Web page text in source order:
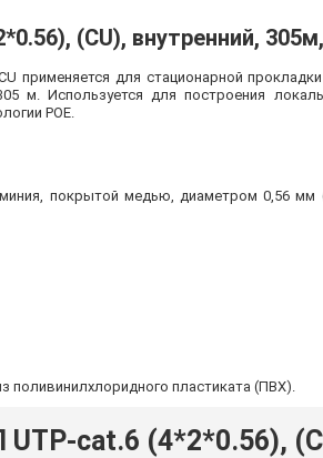
(CU), внутренний,
применяется для стационарной
м. Используется для построения
POE.
покрытой медью, диаметром 0,56 мм
поливинилхлоридного пластиката (ПВХ).
UTP-cat.6 (4*2*0.56),